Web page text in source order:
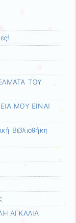
ΤΟΥ
ΜΟΥ ΕΙΝΑΙ
Βιβλιοθήκη
ΑΓΚΑΛΙΑ